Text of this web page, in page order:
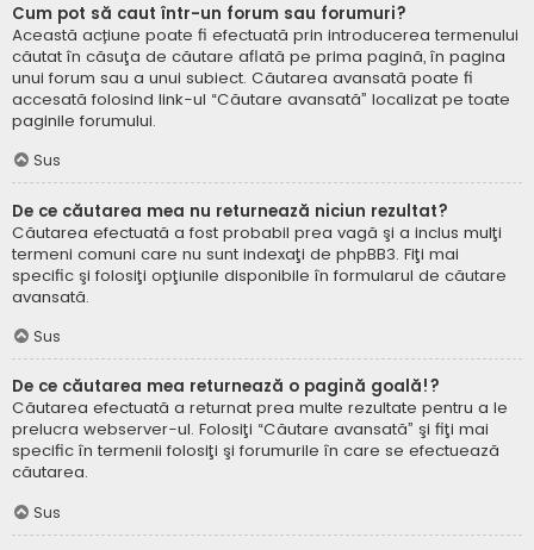
Cum pot să caut într-un forum sau forumuri?
Această acțiune poate fi efectuată prin introducerea termenului
căutat în căsuţa de căutare aflată pe prima pagină, în pagina
unui forum sau a unui subiect. Căutarea avansată poate fi
accesată folosind link-ul “Căutare avansată” localizat pe toate
paginile forumului.
Sus
De ce căutarea mea nu returnează niciun rezultat?
Căutarea efectuată a fost probabil prea vagă şi a inclus mulţi
termeni comuni care nu sunt indexaţi de phpBB3. Fiţi mai
specific şi folosiţi opţiunile disponibile în formularul de căutare
avansată.
Sus
De ce căutarea mea returnează o pagină goală!?
Căutarea efectuată a returnat prea multe rezultate pentru a le
prelucra webserver-ul. Folosiţi “Căutare avansată” şi fiţi mai
specific în termenii folosiţi şi forumurile în care se efectuează
căutarea.
Sus